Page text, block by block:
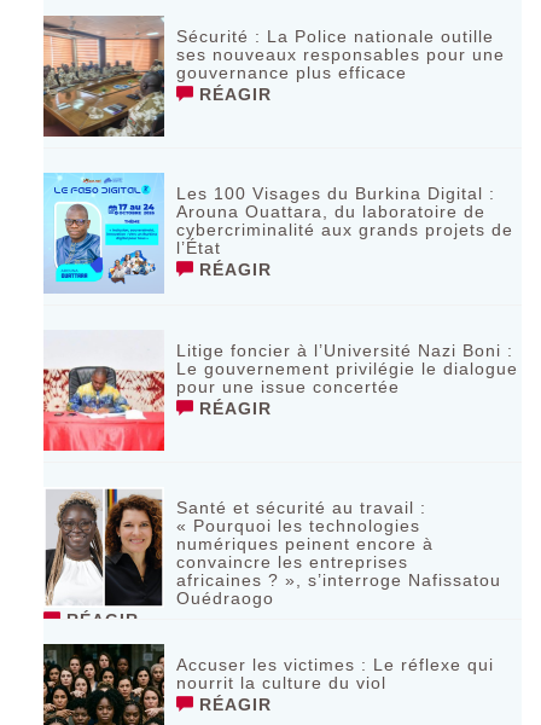
Sécurité : La Police nationale outille
ses nouveaux responsables pour une
gouvernance plus efficace
RÉAGIR
Les 100 Visages du Burkina Digital :
Arouna Ouattara, du laboratoire de
cybercriminalité aux grands projets de
l’État
RÉAGIR
Litige foncier à l’Université Nazi Boni :
Le gouvernement privilégie le dialogue
pour une issue concertée
RÉAGIR
Santé et sécurité au travail :
« Pourquoi les technologies
numériques peinent encore à
convaincre les entreprises
africaines ? », s’interroge Nafissatou
Ouédraogo
RÉAGIR
Accuser les victimes : Le réflexe qui
nourrit la culture du viol
RÉAGIR